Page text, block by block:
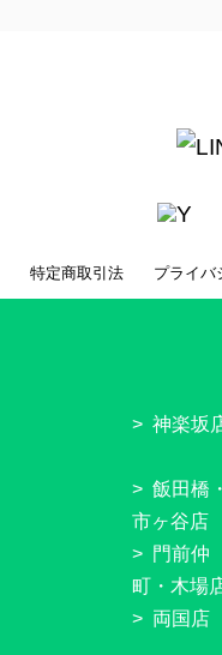
特定商取引法 プライバ
神楽坂
飯田橋・
市ヶ谷店
門前仲
町・木場
両国店